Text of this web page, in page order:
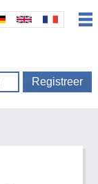
Registreer